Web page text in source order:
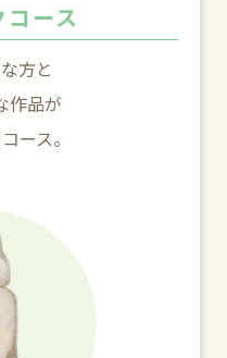
ース
方と
作品が
ース。